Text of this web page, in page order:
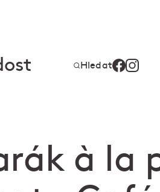
Hledat
à la